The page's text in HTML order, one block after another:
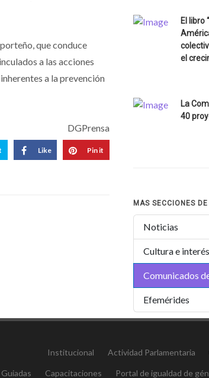
que conduce
a las acciones
a la prevención
DGPrensa
Like Pin it
El libro
el
La
40
MAS SECCIONES
Noticias
Cultura e
Comunicados
Efemérides
Institucional Actividad Parlamentaria
Capacitaciones Portal de igualdad de